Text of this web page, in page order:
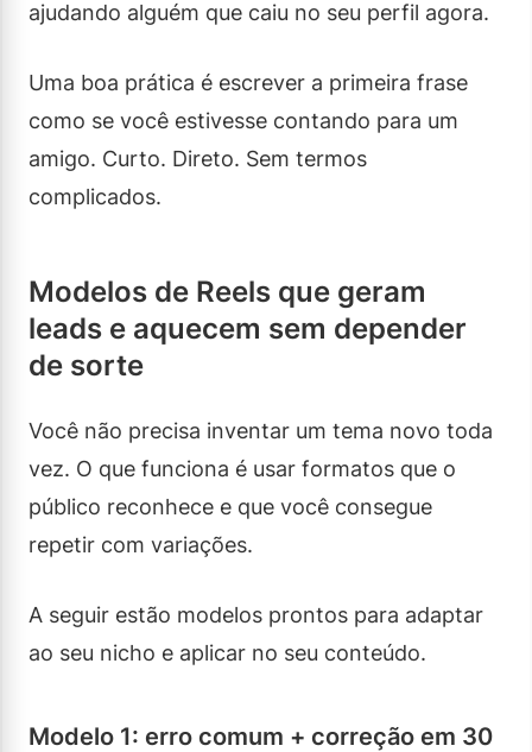
ajudando alguém que caiu no seu perfil agora.
Uma boa prática é escrever a primeira frase
como se você estivesse contando para um
amigo. Curto. Direto. Sem termos
complicados.
Modelos de Reels que geram
leads e aquecem sem depender
de sorte
Você não precisa inventar um tema novo toda
vez. O que funciona é usar formatos que o
público reconhece e que você consegue
repetir com variações.
A seguir estão modelos prontos para adaptar
ao seu nicho e aplicar no seu conteúdo.
Modelo 1: erro comum + correção em 30